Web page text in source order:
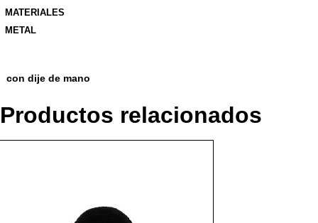
MATERIALES
METAL
con dije de mano
Productos relacionados